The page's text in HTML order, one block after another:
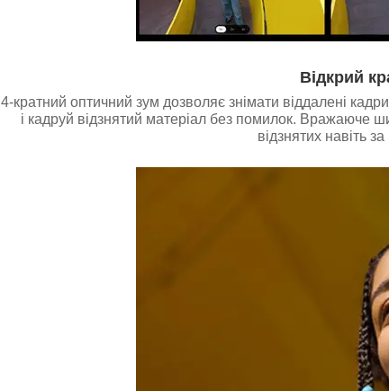
Відкрий
4-кратний оптичний зум дозволяє знімати віддалені
і кадруй відзнятий матеріал без помилок. Вражаюче
відзнятих навіть